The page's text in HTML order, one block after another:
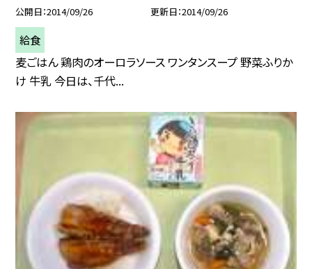
公開日 2014/09/26 更新日 2014/09/26
給食
麦ごはん 鶏肉のオーロラソース ワンタンスープ 野菜ふりか
け 牛乳 今日は、千代...